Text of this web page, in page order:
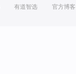
有道智选 官方博客